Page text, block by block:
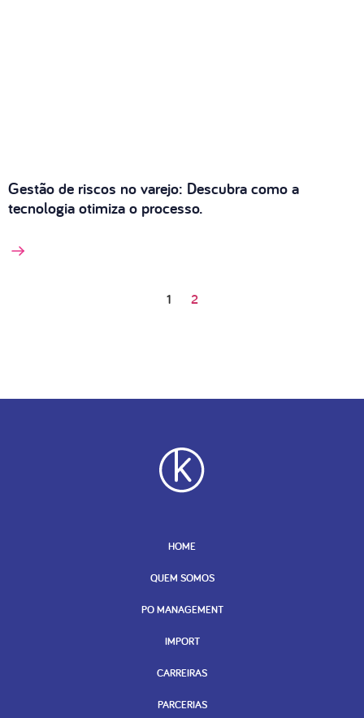
Gestão de riscos no varejo: Descubra como a
tecnologia otimiza o processo.
1 2
HOME
QUEM SOMOS
PO MANAGEMENT
IMPORT
CARREIRAS
PARCERIAS